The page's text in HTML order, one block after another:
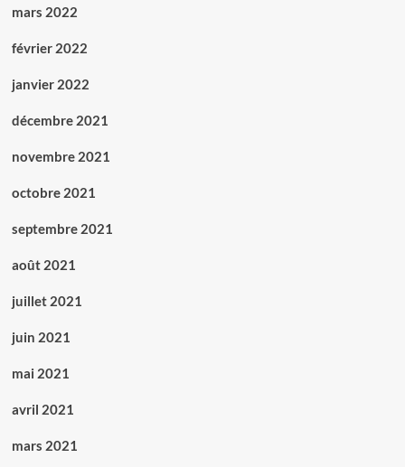
mars 2022
février 2022
janvier 2022
décembre 2021
novembre 2021
octobre 2021
septembre 2021
août 2021
juillet 2021
juin 2021
mai 2021
avril 2021
mars 2021